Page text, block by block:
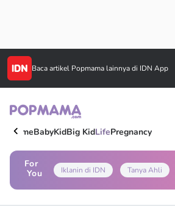
Baca artikel Popmama lainnya di IDN App
HomeBabyKidBig KidLifePregnancy
For
You
Iklanin di IDN Tanya Ahli